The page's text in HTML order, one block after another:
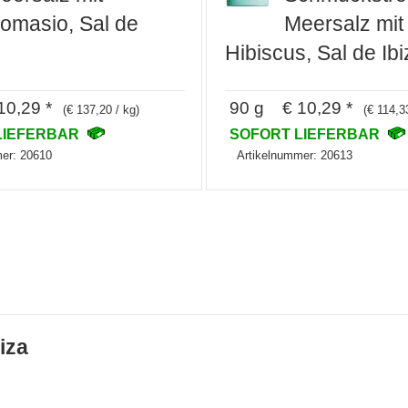
Sal de
* (€ 137,20 / kg)
20610
Meersalz mit
Hibiscus, Sal de
90 g € 10,29 * (€
SOFORT LIEFERBAR
Artikelnummer: 20613